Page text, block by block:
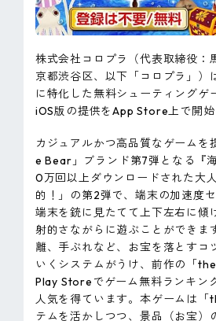
株式会社コロプラ（代表取締役：
京都渋谷区、以下「コロプラ」）
に特化した無料シューティングゲ
iOS版の提供をApp Store上で開始
カジュアルかつ高品質なゲームを
e Bear」ブランド第7弾となる『
0万回以上ダウンロードされた大
的！」の第2弾で、端末の加速度
端末を銃に見たてて上下左右に傾
射的さながらに遊ぶことができま
離、手ぶれなど、お宝を落とすコ
いくシステムがうけ、前作の「
Play Storeでゲーム無料ランキン
人気を得ています。本ゲームは「
テムを活かしつつ、景品（お宝）